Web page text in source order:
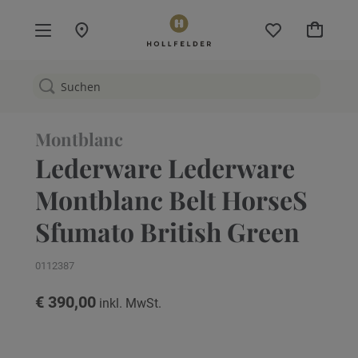
Mein
Montblanc
Lederware Lederware
Montblanc Belt HorseS
Sfumato British Green
0112387
€ 390,00